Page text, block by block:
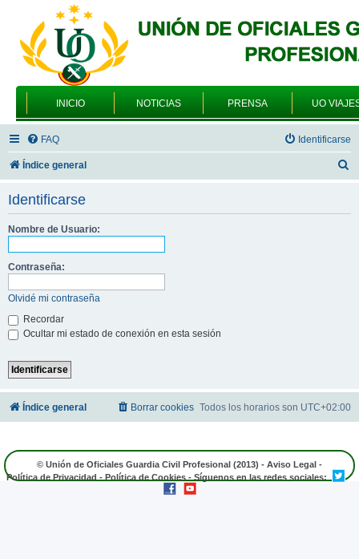
INICIO NOTICIAS PRENSA UO
FAQ Identificarse
Índice general
Identificarse
Nombre de Usuario:
Contraseña:
Olvidé mi contraseña
Recordar
Ocultar mi estado de conexión en esta sesión
Índice general Todos los horarios son UTC+02:00
Borrar cookies
© Unión de Oficiales Guardia Civil Profesional (2013) - Aviso Legal -
Política de Privacidad - Política de Cookies - Síguenos en las redes sociales: